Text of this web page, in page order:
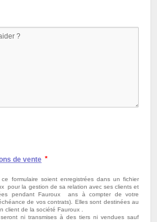
de vente *
formulaire soient enregistrées dans un fichier
pour la gestion de sa relation avec ses clients et
pendant Fauroux ans à compter de votre
de vos contrats). Elles sont destinées au
client de la société Fauroux .
ni transmises à des tiers ni vendues sauf